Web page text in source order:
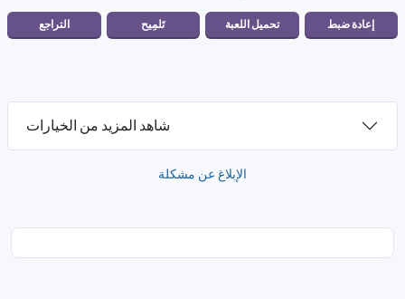
شاهد المزيد من الخيارات
الإبلاغ عن مشكلة